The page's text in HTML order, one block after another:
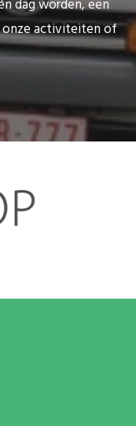
dag worden, een
onze activiteiten of